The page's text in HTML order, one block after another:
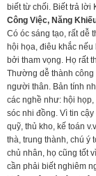
biết từ chối. Biết trả lời
Công Việc, Năng
Có óc sáng tạo, rất dễ
hội họa, điêu khắc
bởi tham vọng. Họ rất
Thường dễ thành
người thân. Bản tính
các nghề như: hội
sóc nhi đồng. Vì tin
quỹ, thủ kho, kế toán
thà, trung thành, chú ý
chủ nhân, họ cũng tốt
cần phải biết nghiêm